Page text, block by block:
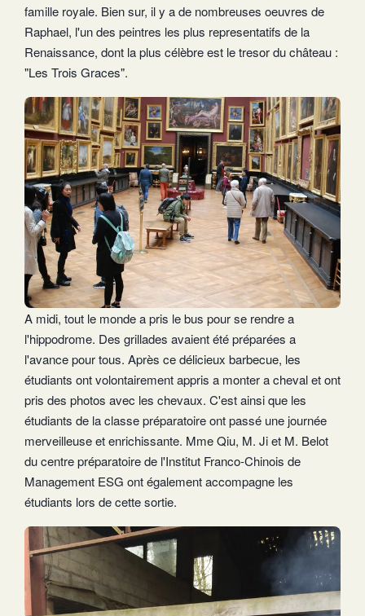
famille royale. Bien sur, il y a de nombreuses oeuvres de
Raphael, l'un des peintres les plus representatifs de la
Renaissance, dont la plus célèbre est le tresor du château :
"Les Trois Graces".
A midi, tout le monde a pris le bus pour se rendre a
l'hippodrome. Des grillades avaient été préparées a
l'avance pour tous. Après ce délicieux barbecue, les
étudiants ont volontairement appris a monter a cheval et ont
pris des photos avec les chevaux. C'est ainsi que les
étudiants de la classe préparatoire ont passé une journée
merveilleuse et enrichissante. Mme Qiu, M. Ji et M. Belot
du centre préparatoire de l'Institut Franco-Chinois de
Management ESG ont également accompagne les
étudiants lors de cette sortie.